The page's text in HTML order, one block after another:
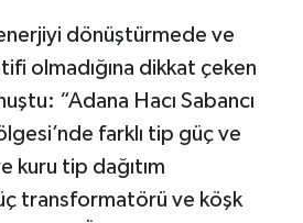
dönüştürmede ve
olmadığına dikkat çeken
“Adana Hacı Sabancı
farklı tip güç ve
kuru tip dağıtım
transformatörü ve köşk